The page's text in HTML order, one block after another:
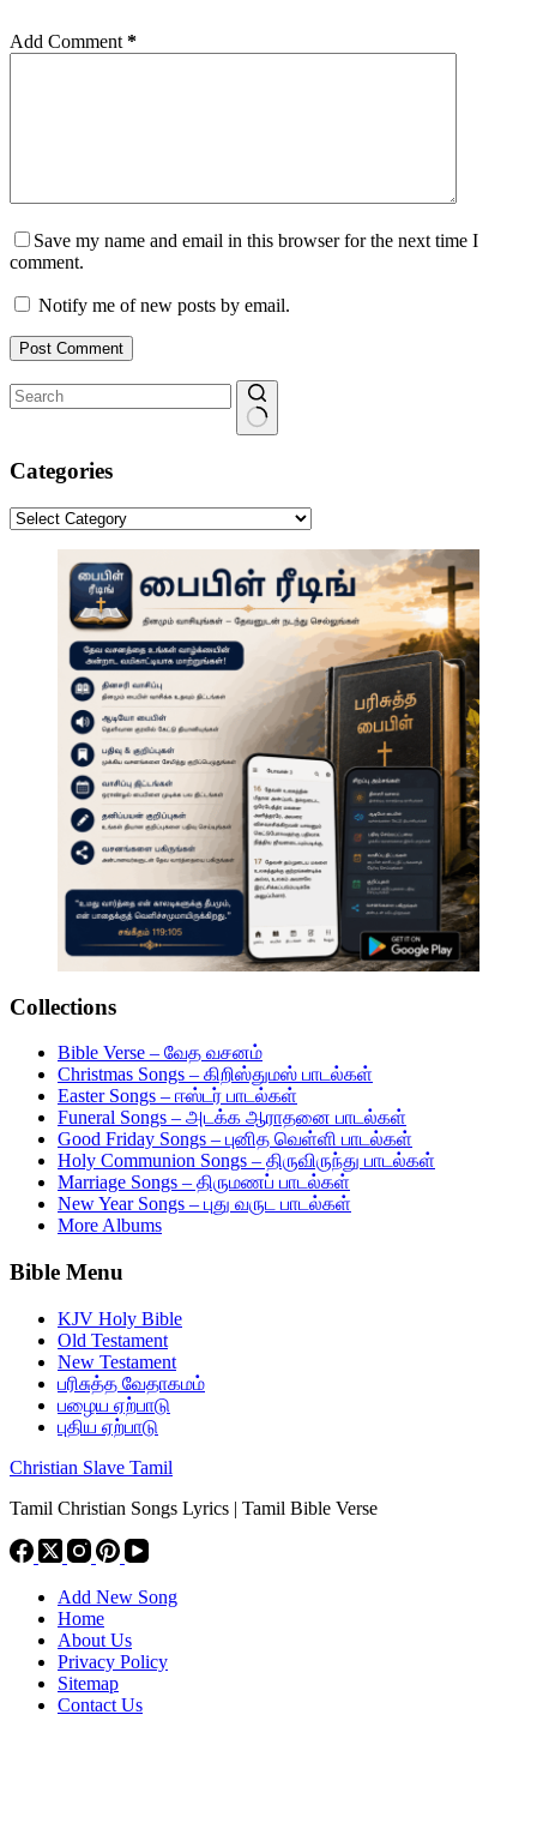
Add Comment*
Save my name and email in this browser for the next time I
comment.
Notify me of new posts by email.
Post Comment
results
Categories
Categories
Collections
Bible Verse – வேத வசனம்
Christmas Songs – கிறிஸ்துமஸ் பாடல்கள்
Easter Songs – ஈஸ்டர் பாடல்கள்
Funeral Songs – அடக்க ஆராதனை பாடல்கள்
Good Friday Songs – புனித வெள்ளி பாடல்கள்
Holy Communion Songs – திருவிருந்து பாடல்கள்
Marriage Songs – திருமணப் பாடல்கள்
New Year Songs – புது வருட பாடல்கள்
More Albums
Bible Menu
KJV Holy Bible
Old Testament
New Testament
பரிசுத்த வேதாகமம்
பழைய ஏற்பாடு
புதிய ஏற்பாடு
Christian Slave Tamil
Tamil Christian Songs Lyrics | Tamil Bible Verse
Add New Song
Home
About Us
Privacy Policy
Sitemap
Contact Us